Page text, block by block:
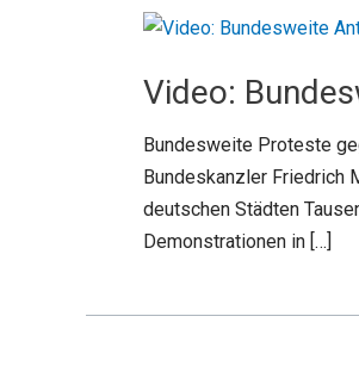
Video:
Bundesweite Proteste
Bundeskanzler Friedrich
deutschen Städten
Demonstrationen in […]